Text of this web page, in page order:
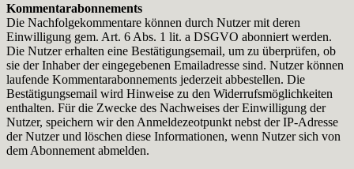
Kommentarabonnements
Die Nachfolgekommentare können durch Nutzer mit deren
Einwilligung gem. Art. 6 Abs. 1 lit. a DSGVO abonniert werden.
Die Nutzer erhalten eine Bestätigungsemail, um zu überprüfen, ob
sie der Inhaber der eingegebenen Emailadresse sind. Nutzer können
laufende Kommentarabonnements jederzeit abbestellen. Die
Bestätigungsemail wird Hinweise zu den Widerrufsmöglichkeiten
enthalten. Für die Zwecke des Nachweises der Einwilligung der
Nutzer, speichern wir den Anmeldezeotpunkt nebst der IP-Adresse
der Nutzer und löschen diese Informationen, wenn Nutzer sich von
dem Abonnement abmelden.